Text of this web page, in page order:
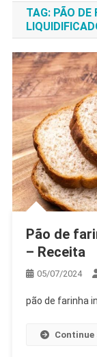
TAG: PÃO DE
Pão de
– Receita
05/07/2024
pão de farinha
Continue